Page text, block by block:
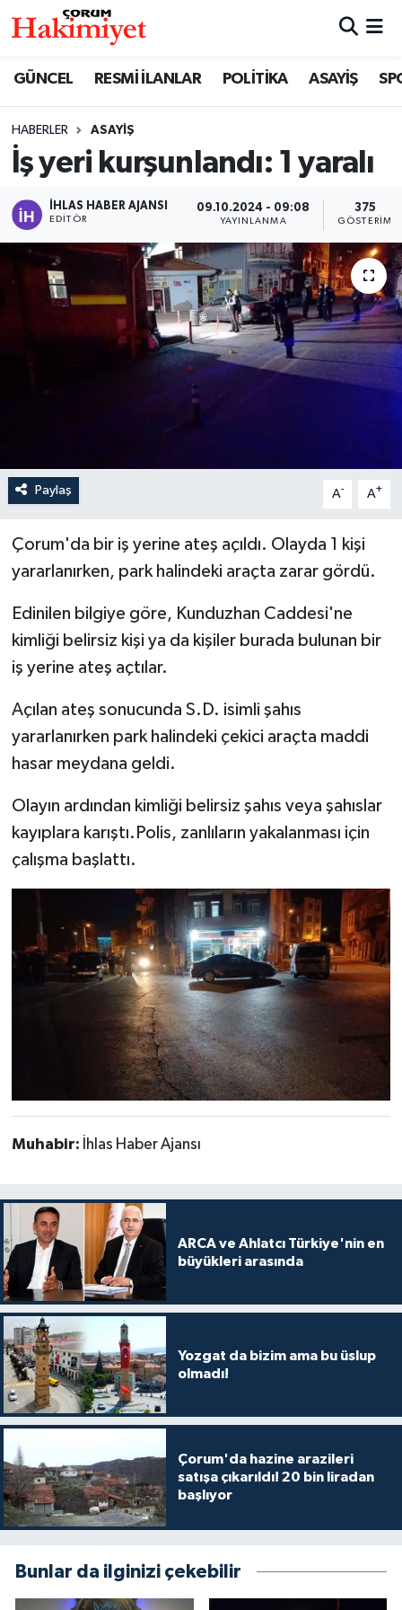
GÜNCEL RESMİ İLANLAR POLİTİKA ASAYİŞ
HABERLER ASAYİŞ
İş yeri kurşunlandı: 1 yaralı
İHLAS HABER AJANSI
EDITÖR
09.10.2024 - 09:08
YAYINLANMA
375
GÖSTERIM
Paylaş A- A+
Çorum'da bir iş yerine ateş açıldı. Olayda 1 kişi
yararlanırken, park halindeki araçta zarar gördü.
Edinilen bilgiye göre, Kunduzhan Caddesi'ne
kimliği belirsiz kişi ya da kişiler burada bulunan bir
iş yerine ateş açtılar.
Açılan ateş sonucunda S.D. isimli şahıs
yararlanırken park halindeki çekici araçta maddi
hasar meydana geldi.
Olayın ardından kimliği belirsiz şahıs veya şahıslar
kayıplara karıştı.Polis, zanlıların yakalanması için
çalışma başlattı.
Muhabir: İhlas Haber Ajansı
ARCA ve Ahlatcı Türkiye'nin en
büyükleri arasında
Yozgat da bizim ama bu üslup
olmadı!
Çorum'da hazine arazileri
satışa çıkarıldı! 20 bin liradan
başlıyor
Bunlar da ilginizi çekebilir
SAĞLIK
ASAYİŞ
EKONOMİ
GÜNCEL
EĞİTİM
OTOPARK
Nöbetçi Eczaneler
Çorum Namaz Vakitleri
Trafik Durumu
Süper Lig Puan Durumu ve Fikstür
Tüm Manşetler
Son Dakika Haberleri
Haber Arşivi